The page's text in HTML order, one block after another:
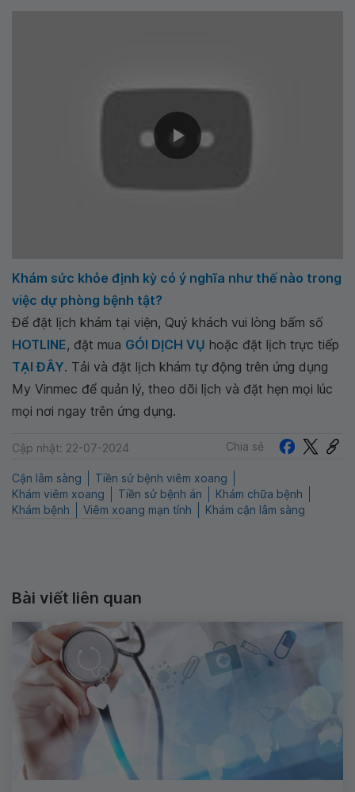
Khám sức khỏe định kỳ có ý nghĩa như thế nào trong
việc dự phòng bệnh tật?
Để đặt lịch khám tại viện, Quý khách vui lòng bấm số
HOTLINE, đặt mua GÓI DỊCH VỤ hoặc đặt lịch trực tiếp
TẠI ĐÂY. Tải và đặt lịch khám tự động trên ứng dụng
My Vinmec để quản lý, theo dõi lịch và đặt hẹn mọi lúc
mọi nơi ngay trên ứng dụng.
Cập nhật: 22-07-2024 Chia sẻ
Cận lâm sàng
Tiền sử bệnh viêm xoang
Khám viêm xoang
Tiền sử bệnh án
Khám chữa bệnh
Khám bệnh
Viêm xoang mạn tính Khám cận lâm sàng
Bài viết liên quan